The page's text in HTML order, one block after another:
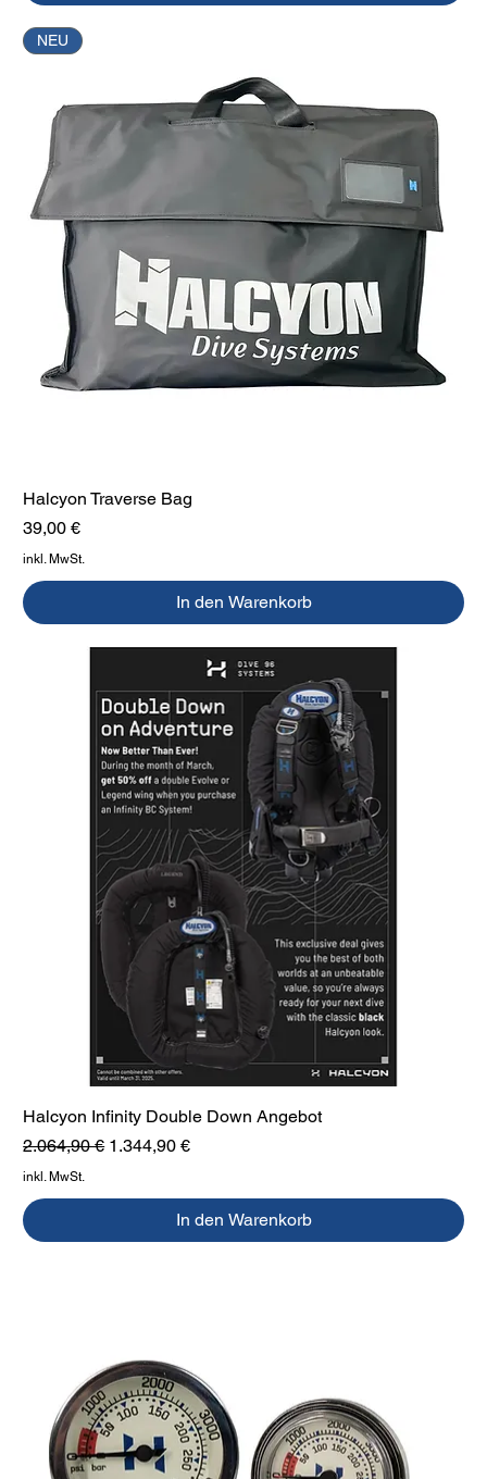
NEU
Halcyon Traverse Bag
Preis
39,00 €
inkl. MwSt.
In den Warenkorb
Halcyon Infinity Double Down Angebot
Standardpreis
2.064,90 € Sale-Preis
1.344,90 €
inkl. MwSt.
In den Warenkorb